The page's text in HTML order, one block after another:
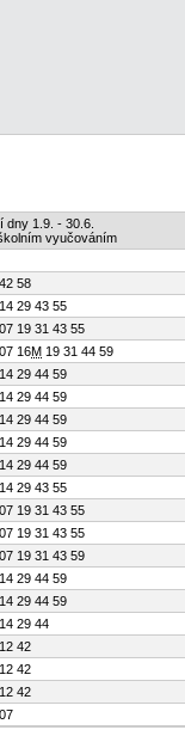
dny 1.9. - 30.6.
vyučováním
42 58
14 29 43 55
07 19 31 43 55
07 16M 19 31 44 59
14 29 44 59
14 29 44 59
14 29 44 59
14 29 44 59
14 29 44 59
14 29 43 55
07 19 31 43 55
07 19 31 43 55
07 19 31 43 59
14 29 44 59
14 29 44 59
14 29 44
12 42
12 42
12 42
07